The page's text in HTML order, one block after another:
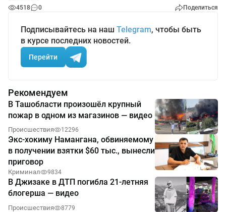
4518 0 Поделиться
Подписывайтесь на наш Telegram, чтобы быть
в курсе последних новостей.
Перейти
Рекомендуем
В Ташобласти произошёл крупный
пожар в одном из магазинов — видео
Происшествия 12296
Экс-хокиму Намангана, обвиняемому
в получении взятки $60 тыс., вынесли
приговор
Криминал 9834
В Джизаке в ДТП погибла 21-летняя
блогерша — видео
Происшествия 8779